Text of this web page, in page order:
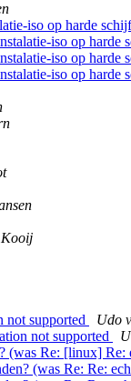
iso op harde
iso op harde
iso op harde
iso op harde
not supported
Udo
not supported
(was Re: [linux] Re:
(was Re: Re: